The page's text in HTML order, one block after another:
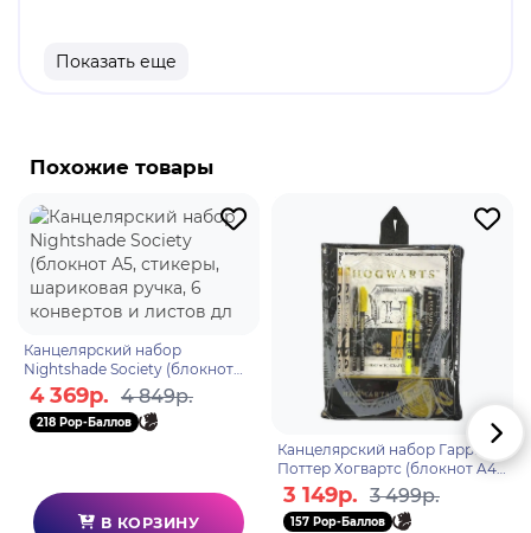
продукт.
изображают комиксы и наборы наклеек в
в 2010 году Клэр Белтон и Эндрю Даффом для
комиксов на их сайте Everyday Cute. Пушин Кэт -
полосатая серая кошка, которая в настоящее
время живёт в Коннектикуте. Эта кошечка любит
есть, спать и быть любимицей.
Показать еще
Похожие товары
Канцелярский набор
Nightshade Society (блокнот
А5, стикеры, шариковая ручка,
6 конвертов и листов дл
4 369р. 4 849р.
218 Pop-Баллов
В КОРЗИНУ
Канцелярский набор Гарри
Поттер Хогвартс (блокнот A4
36 листов, 2 карандаша, 1
шариковая ручка, 2 ге
3 149р. 3 499р.
157 Pop-Баллов